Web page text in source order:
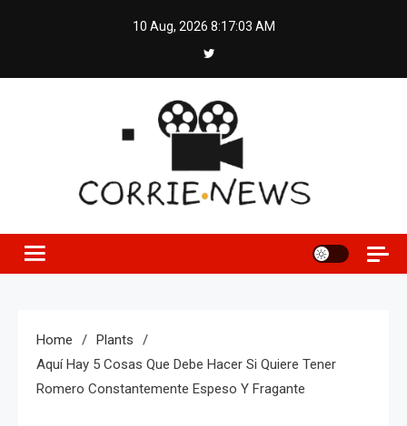
10 Aug, 2026 8:17:04 AM
Home
Plants
Aquí Hay 5 Cosas Que Debe Hacer Si Quiere Tener
Romero Constantemente Espeso Y Fragante